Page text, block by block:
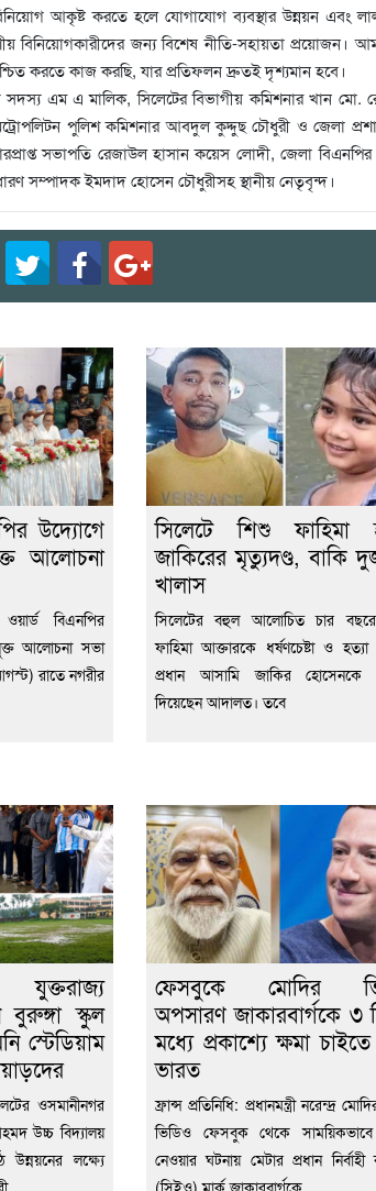
আকৃষ্ট করতে হলে যোগাযোগ ব্যবস্থার উন্নয়ন এবং
বিনিয়োগকারীদের জন্য বিশেষ নীতি-সহায়তা প্রয়োজন।
করতে কাজ করছি, যার প্রতিফলন দ্রুতই দৃশ্যমান হবে।
সদস্য এম এ মালিক, সিলেটের বিভাগীয় কমিশনার খান মো.
পুলিশ কমিশনার আবদুল কুদ্দুছ চৌধুরী ও জেলা
সভাপতি রেজাউল হাসান কয়েস লোদী, জেলা
সম্পাদক ইমদাদ হোসেন চৌধুরীসহ স্থানীয় নেতৃবৃন্দ।
উদ্যোগে
আলোচনা
বিএনপির
আলোচনা সভা
রাতে নগরীর
সিলেটে শিশু ফাহিমা
জাকিরের মৃত্যুদণ্ড, বাকি
খালাস
সিলেটের বহুল আলোচিত চার
ফাহিমা আক্তারকে ধর্ষণচেষ্টা ও হত্যা
প্রধান আসামি জাকির হোসেনকে
দিয়েছেন আদালত। তবে
বুরুঙ্গা স্কুল
স্টেডিয়াম
ওসমানীনগর
উচ্চ বিদ্যালয়
উন্নয়নের লক্ষ্যে
ফেসবুকে মোদির
অপসারণ জাকারবার্গকে ৩
মধ্যে প্রকাশ্যে ক্ষমা
ভারত
ফ্রান্স প্রতিনিধি: প্রধানমন্ত্রী নরেন্দ্র
ভিডিও ফেসবুক থেকে সাময়িকভাবে
নেওয়ার ঘটনায় মেটার প্রধান নির্বাহী
(সিইও) মার্ক জাকারবার্গকে